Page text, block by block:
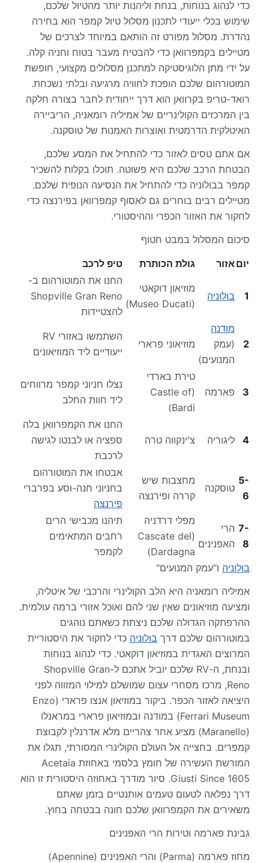
כדי לנהוג בנוחות, בנחת וליהנות יותר מהטיול שלכם,
שימוש בכלי ייעודי לתכנון מסלול טיול קמפר הוא בחירה
נהדרת. מסלול מפורט זה הותאם במיוחד לצרכים של
מטיילים בקמפרוואן כדי להבטיח מעבר בטוח וחניה קלה.
על ידי מתן הלוגיסטיקה למתכנן מסלולים מקצועי, חופשת
המוטורהום שלכם הופכת לחוויה מרגיעה ובלתי נשכחת.
רואד-טריפ בקרוואן הוא דרך ייחודית לחבר בצורה חלקה
בין המרכזים הקולינריים של אמיליה רומאניה, הריביירה
האיטלקית הדרמטית ואוצרות האמנות של טוסקנה.
אם אתם טסים לאזור כדי להתחיל את המסע שלכם,
הבטחת הרכב שלכם היא פשוטה. תוכלו בקלות להשכיר
קמפר בבולוניה כדי להתחיל את הנסיעה הנופית שלכם.
מטיילים רבים בוחרים גם לאסוף קמפרוואן בפירנצה כדי
לחקור את האזור הכפרי וההיסטורי.
סיכום המסלול במבט חטוף
יום אזור גולת הכותרת טיפ לרכב
1 בולוניה
מוזיאון דוקאטי
(Museo Ducati)
החנו את המוטורהום ב-
Shopville Gran Reno
להצטיידות
2
מודנה
(עמק
המנועים)
מוזיאוני פרארי
השתמשו באזורי RV
ייעודיים ליד המוזיאונים
3 פארמה
טירת בארדי
(Castle of
Bardi)
נצלו חניוני קמפר מרווחים
ליד חוות החלב
4 ליגוריה צ'ינקווה טרה
החנו את הקמפרוואן בלה
ספציה או לבנטו לגישה
לרכבת
5-
6
טוסקנה
מחצבות שיש
קררה ופירנצה
אבטחו את המוטורהום
בחניוני חנה-וסע בפרברי
פירנצה
7-
8
הרי
האפנינים
מפלי דרדניה
(Cascate del
Dardagna)
תיהנו מכבישי הרים
רחבים המתאימים
לקמפר
בולוניה ו"עמק המנועים"
אמיליה רומאניה היא הלב הקולינרי והרכבי של איטליה,
ומציעה מוזיאונים שאין שני להם ואוכל אזורי ברמה עולמית.
ההרפתקה הגדולה שלכם ניצתת כשאתם נוהגים
במוטורהום שלכם דרך בולוניה כדי לחקור את היסטוריית
המרוצים האגדית במוזיאון דוקאטי. כדי לנהוג בנוחות
ובנחת, ה-RV שלכם יוביל אתכם ל-Shopville Gran
Reno, מרכז מסחרי עצום שמושלם למילוי המזווה לפני
היציאה לאזור הכפר. ביקור במוזיאון אנצו פרארי (Enzo
Ferrari Museum) במודנה ובמוזיאון פרארי במראנלו
(Maranello) מציע אחר צהריים מלא אדרנלין לקבוצת
קמפרים. בחצייה אל העולם הקולינרי המסורתי, תגלו את
המורשת העשירה של חומץ בלסמי באחוזת Acetaia
Giusti Since 1605. סיור מודרך באחוזה היסטורית זו הוא
דרך נפלאה לטעום טעמים אותנטיים בזמן שאתם
משאירים את הקמפרוואן שלכם חונה בבטחה בחוץ.
גבינת פארמה וטירות הרי האפנינים
מחוז פארמה (Parma) והרי האפנינים (Apennine)